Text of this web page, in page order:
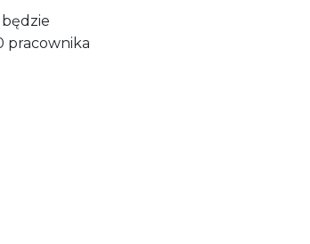
pracownika